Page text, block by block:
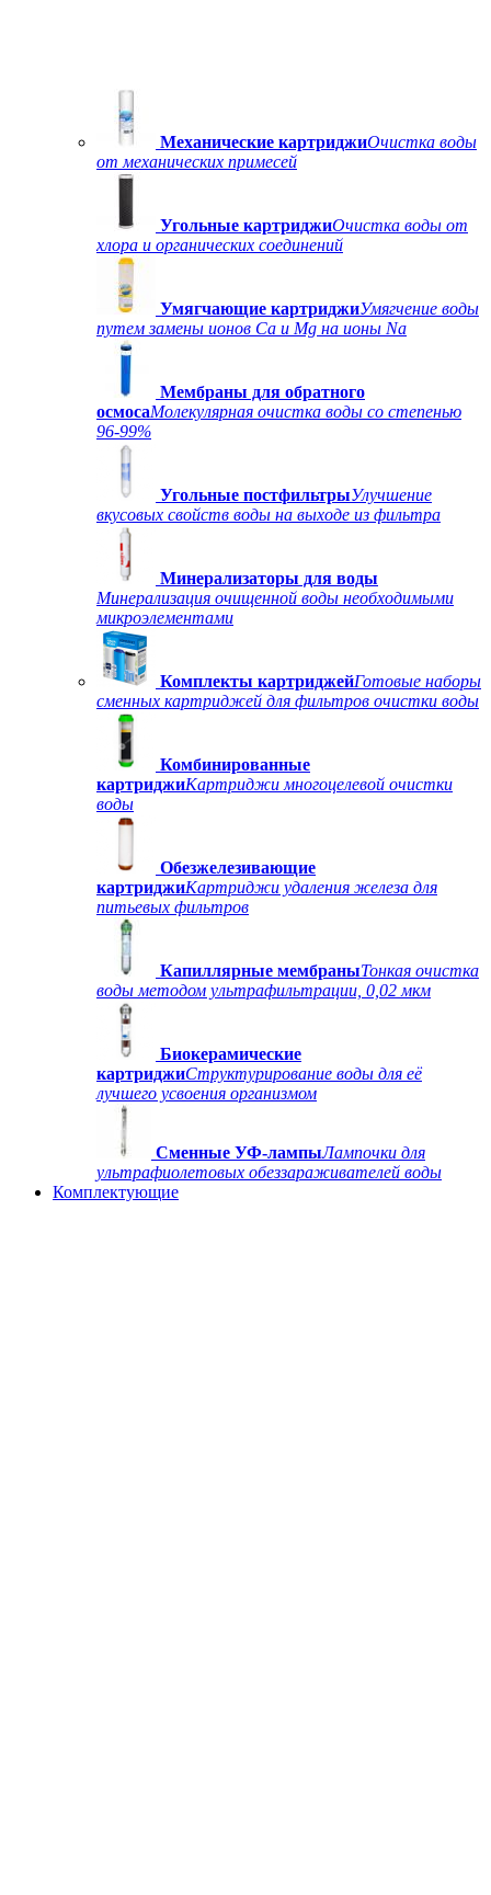
Механические картриджиОчистка воды
от механических примесей
Угольные картриджиОчистка воды от
хлора и органических соединений
Умягчающие картриджиУмягчение воды
путем замены ионов Ca и Mg на ионы Na
Мембраны для обратного
осмосаМолекулярная очистка воды со степенью
96-99%
Угольные постфильтрыУлучшение
вкусовых свойств воды на выходе из фильтра
Минерализаторы для воды
Минерализация очищенной воды необходимыми
микроэлементами
Комплекты картриджейГотовые наборы
сменных картриджей для фильтров очистки воды
Комбинированные
картриджиКартриджи многоцелевой очистки
воды
Обезжелезивающие
картриджиКартриджи удаления железа для
питьевых фильтров
Капиллярные мембраныТонкая очистка
воды методом ультрафильтрации, 0,02 мкм
Биокерамические
картриджиСтруктурирование воды для её
лучшего усвоения организмом
Сменные УФ-лампыЛампочки для
ультрафиолетовых обеззараживателей воды
Комплектующие